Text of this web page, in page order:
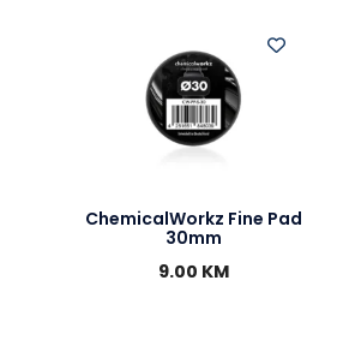
ChemicalWorkz Fine Pad
30mm
9.00 KM